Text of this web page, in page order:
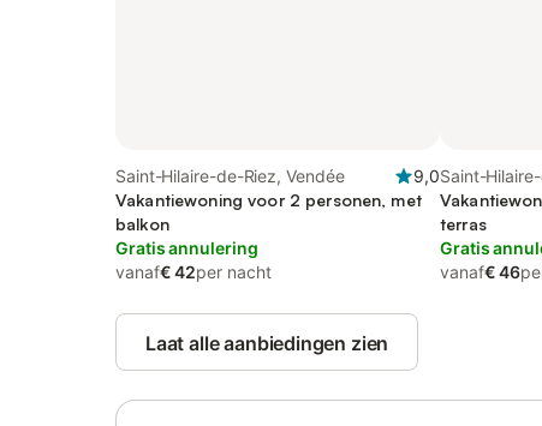
Saint-Hilaire-de-Riez, Vendée
9,0
Vakantiewoning voor 2 personen, met
balkon
Gratis annulering
vanaf€ 42per nacht
Saint-
terras
Gratis
vanaf€ 46
Laat alle aanbiedingen zien